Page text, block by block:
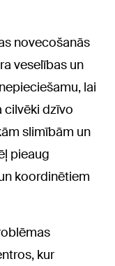
novecošanās
veselības un
lai
cilvēki dzīvo
slimībām un
pieaug
koordinētiem
kur